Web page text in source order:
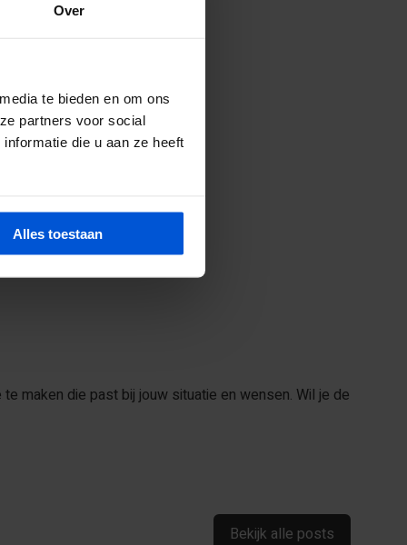
Over
te bieden en om ons
partners voor social
die u aan ze heeft
Alles toestaan
maken die past bij jouw situatie en wensen. Wil je de
Bekijk alle posts